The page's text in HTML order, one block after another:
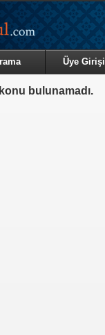
Üye Girişi
bulunamadı.